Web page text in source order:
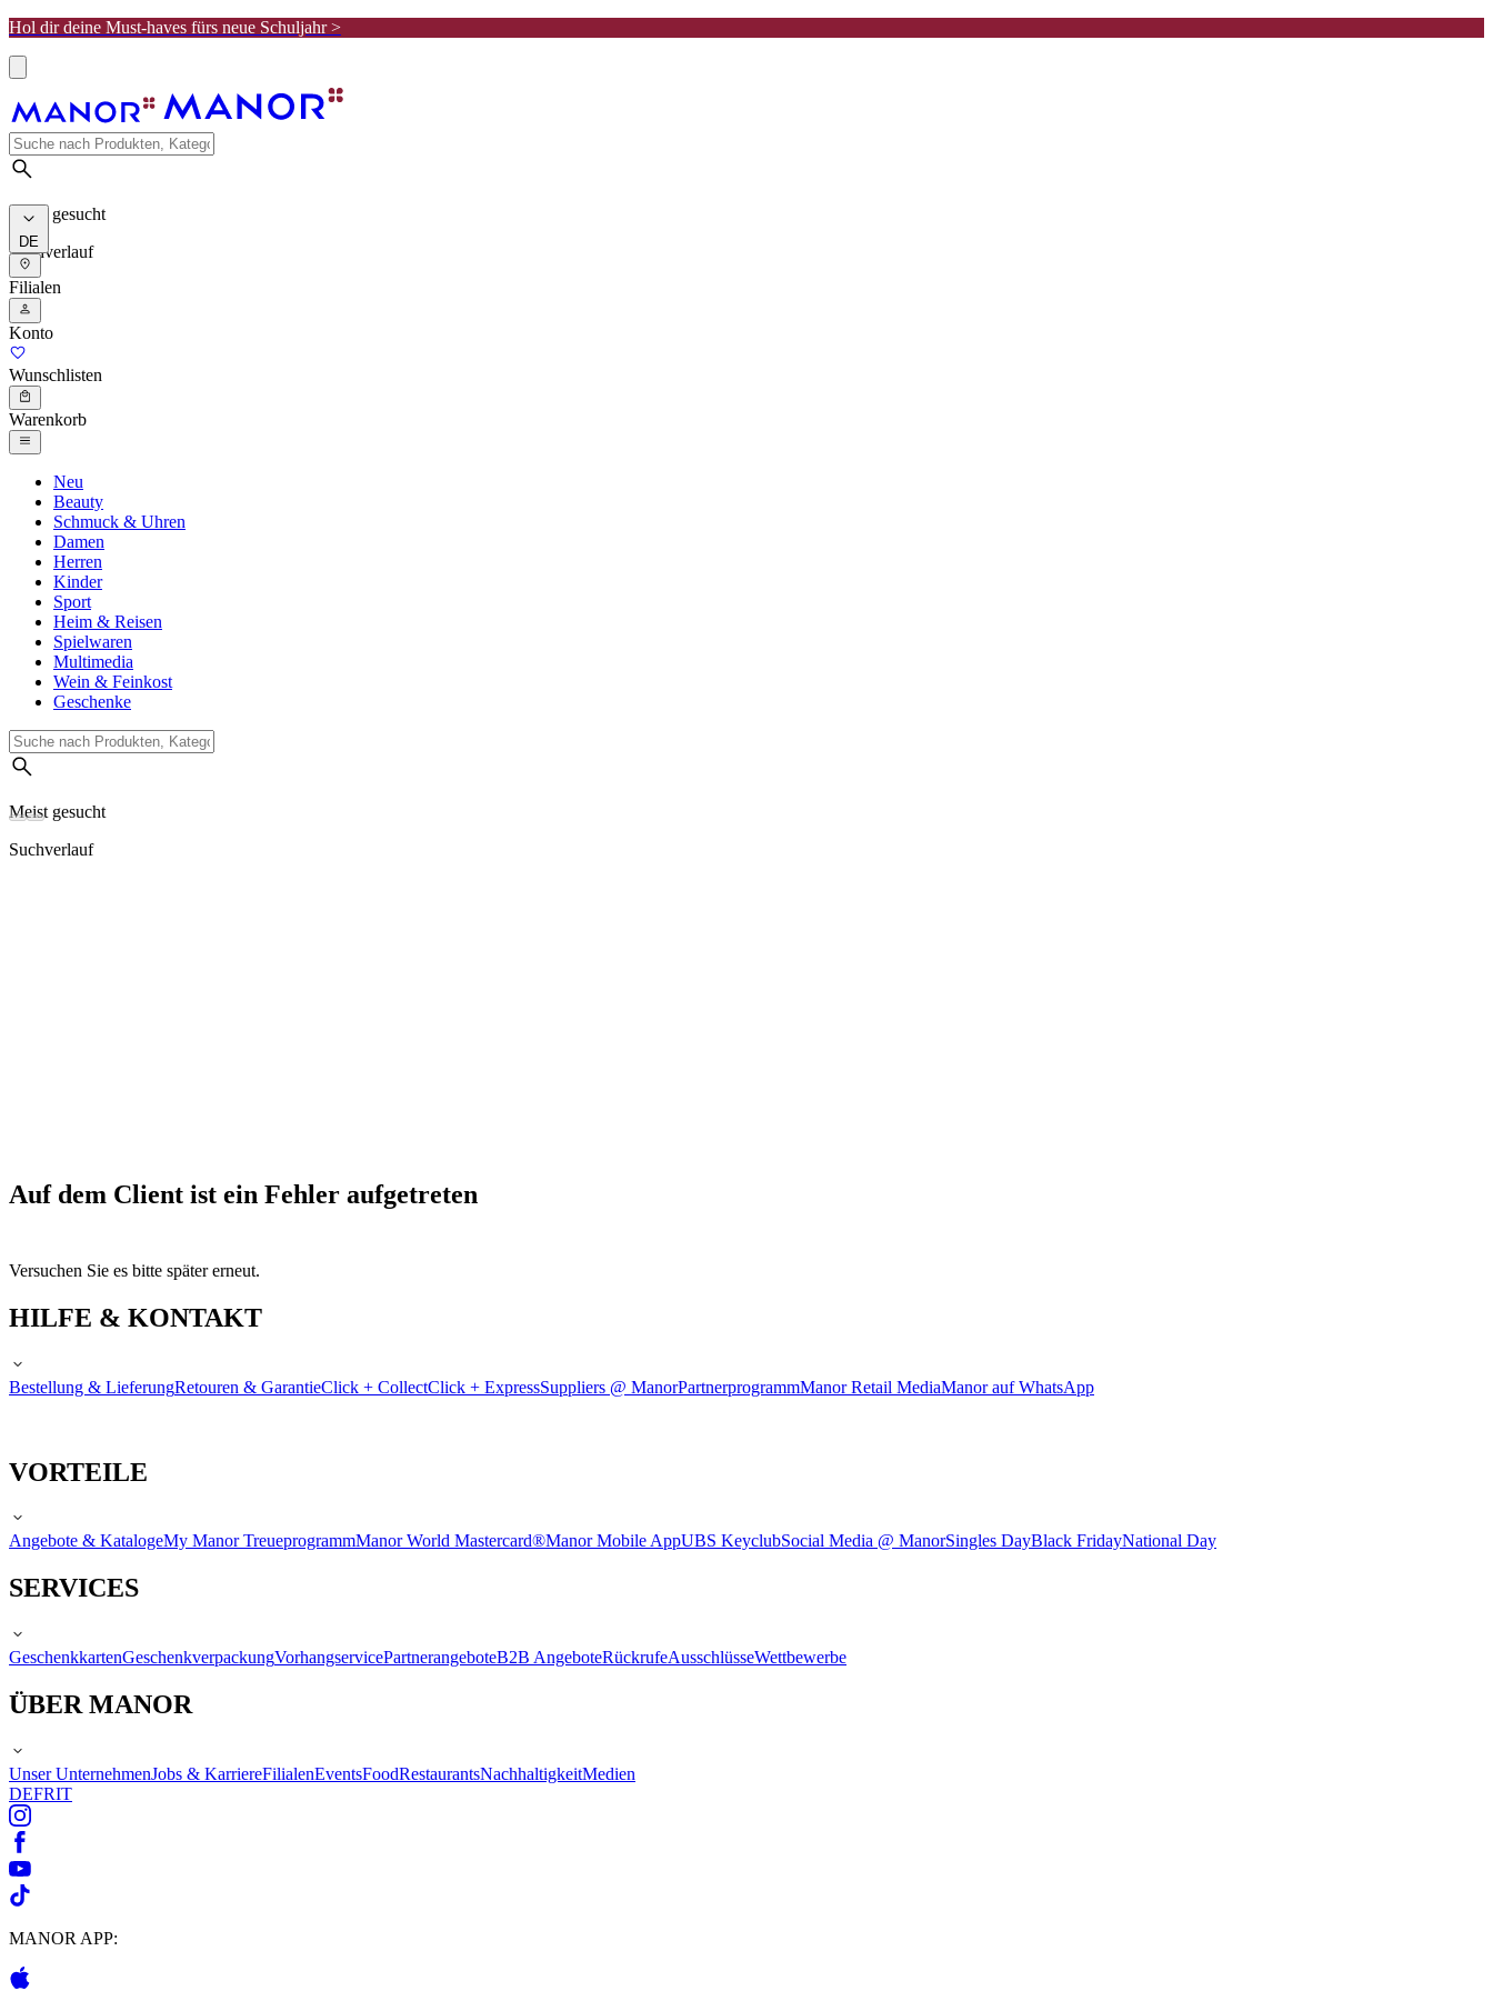
Hol dir deine Must-haves fürs neue Schuljahr >
Meist gesucht
Suchverlauf
DE
Filialen
Konto
Wunschlisten
Warenkorb
Neu
Beauty
Schmuck & Uhren
Damen
Herren
Kinder
Sport
Heim & Reisen
Spielwaren
Multimedia
Wein & Feinkost
Geschenke
Meist gesucht
Suchverlauf
Auf dem Client ist ein Fehler aufgetreten
Versuchen Sie es bitte später erneut.
HILFE & KONTAKT
Bestellung & LieferungRetouren & GarantieClick + CollectClick + ExpressSuppliers @ ManorPartnerprogrammManor Retail MediaManor auf WhatsApp
VORTEILE
Angebote & KatalogeMy Manor TreueprogrammManor World Mastercard®Manor Mobile AppUBS KeyclubSocial Media @ ManorSingles DayBlack FridayNational Day
SERVICES
GeschenkkartenGeschenkverpackungVorhangservicePartnerangeboteB2B AngeboteRückrufeAusschlüsseWettbewerbe
ÜBER MANOR
Unser UnternehmenJobs & KarriereFilialenEventsFoodRestaurantsNachhaltigkeitMedien
DEFRIT
MANOR APP: